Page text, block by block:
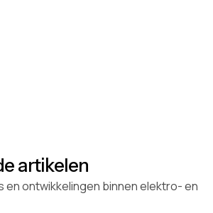
artikelen
en ontwikkelingen binnen elektro- en